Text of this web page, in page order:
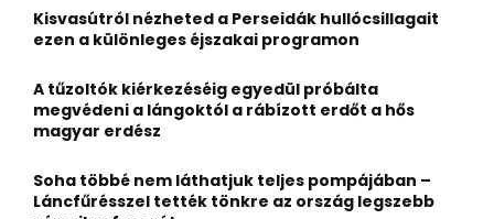
o
r
Kisvasútról nézheted a Perseidák hullócsillagait
ezen a különleges éjszakai programon
A tűzoltók kiérkezéséig egyedül próbálta
megvédeni a lángoktól a rábízott erdőt a hős
magyar erdész
Soha többé nem láthatjuk teljes pompájában –
Láncfűrésszel tették tönkre az ország legszebb